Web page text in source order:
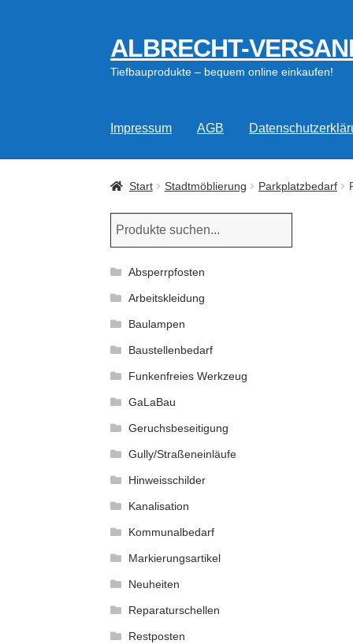
Zur
Navigation
springen
Zum
Inhalt
springen
ALBRECHT-
Tiefbauprodukte – bequem online einkaufen!
Impressum AGB
Start Stadtmöblierung Parkplatzbedarf
Absperrpfosten
Arbeitskleidung
Baulampen
Baustellenbedarf
Funkenfreies Werkzeug
GaLaBau
Geruchsbeseitigung
Gully/Straßeneinläufe
Hinweisschilder
Kanalisation
Kommunalbedarf
Markierungsartikel
Neuheiten
Reparaturschellen
Restposten